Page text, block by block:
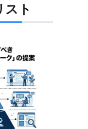
スト